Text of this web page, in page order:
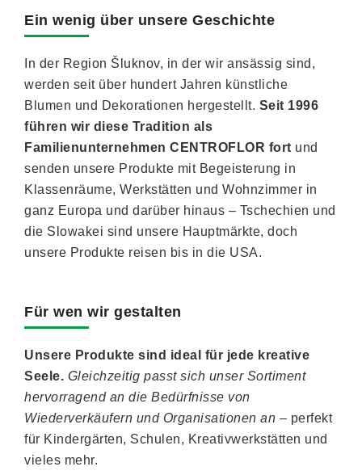
Dopravné Kontaktieren Sie uns
Geschäftsbewertung
Geschäftsbedingungen
Datenschutzerklärung
Großhandel Meine Bestellung
Ein wenig über unsere Geschichte
In der Region Šluknov, in der wir ansässig sind,
werden seit über hundert Jahren künstliche
Blumen und Dekorationen hergestellt. Seit 1996
führen wir diese Tradition als
Familienunternehmen CENTROFLOR fort und
senden unsere Produkte mit Begeisterung in
Klassenräume, Werkstätten und Wohnzimmer in
ganz Europa und darüber hinaus – Tschechien und
die Slowakei sind unsere Hauptmärkte, doch
unsere Produkte reisen bis in die USA.
Für wen wir gestalten
Unsere Produkte sind ideal für jede kreative
Seele. Gleichzeitig passt sich unser Sortiment
hervorragend an die Bedürfnisse von
Wiederverkäufern und Organisationen an – perfekt
für Kindergärten, Schulen, Kreativwerkstätten und
vieles mehr.